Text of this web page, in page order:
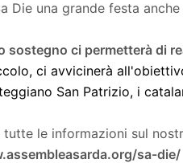
Die una grande festa
sostegno ci permetterà di
ci avvicinerà
San Patrizio, i
tutte le informazioni sul
sa-die/